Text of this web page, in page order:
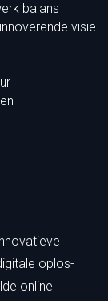
balans
visie
oplos-
online